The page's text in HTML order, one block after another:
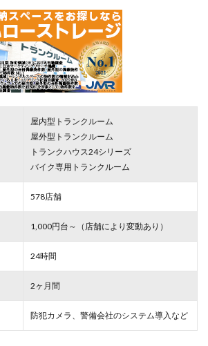
屋内型トランクルーム
屋外型トランクルーム
トランクハウス24シリーズ
バイク専用トランクルーム
578店舗
1,000円台～（店舗により変動あり）
24時間
2ヶ月間
防犯カメラ、警備会社のシステム導入など